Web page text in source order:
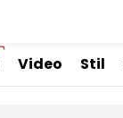
Video Stil